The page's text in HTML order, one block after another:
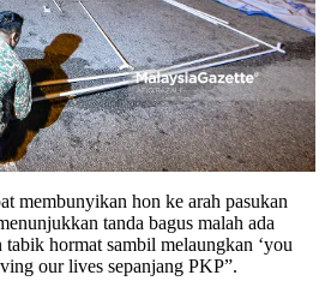
membunyikan hon ke arah pasukan
tanda bagus malah ada
hormat sambil melaungkan ‘you
our lives sepanjang PKP”.